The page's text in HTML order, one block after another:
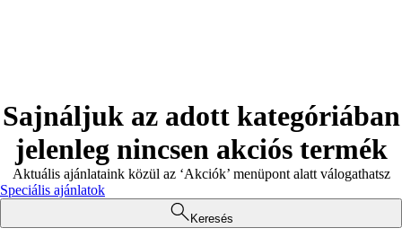
Sajnáljuk az adott kategóriában
jelenleg nincsen akciós termék
Aktuális ajánlataink közül az ‘Akciók’ menüpont alatt válogathatsz
Speciális ajánlatok
Keresés